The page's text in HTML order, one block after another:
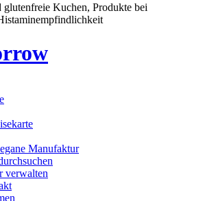
glutenfreie Kuchen, Produkte bei
Manufaktur
verwalten